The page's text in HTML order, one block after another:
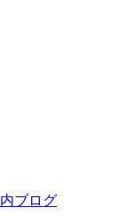
ブログ